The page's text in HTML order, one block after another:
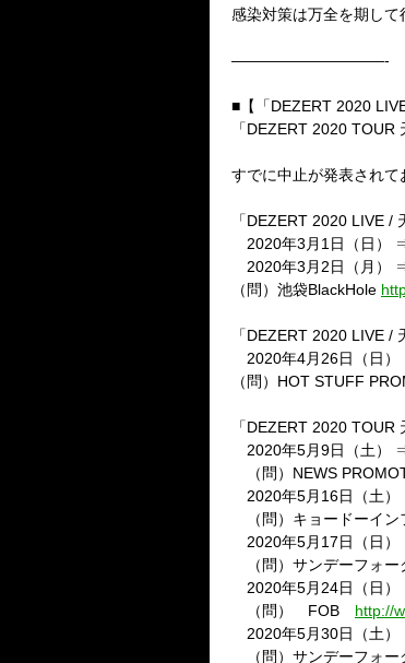
感染対策は万全を期し
——————————-
■【「DEZERT 2020
「DEZERT 2020 TOUR
すでに中止が発表され
「DEZERT 2020 LIVE /
2020年3 月 1 日（日）
2020年3 月 2日（月）
（問）池袋BlackHole
「DEZERT 2020 LIVE /
2020年4月 26日（日）
（問） HOT STUFF
「DEZERT 2020 TOUR
2020年5月9日（土）
（問） NEWS
2020年5月 16日（土）
（問）キョードーイン
2020年5月 17日（日）
（問）サンデーフォー
2020年5月 24日（日）
（問） FOB
http://
2020年5月30日（土）
（問）サンデーフォー